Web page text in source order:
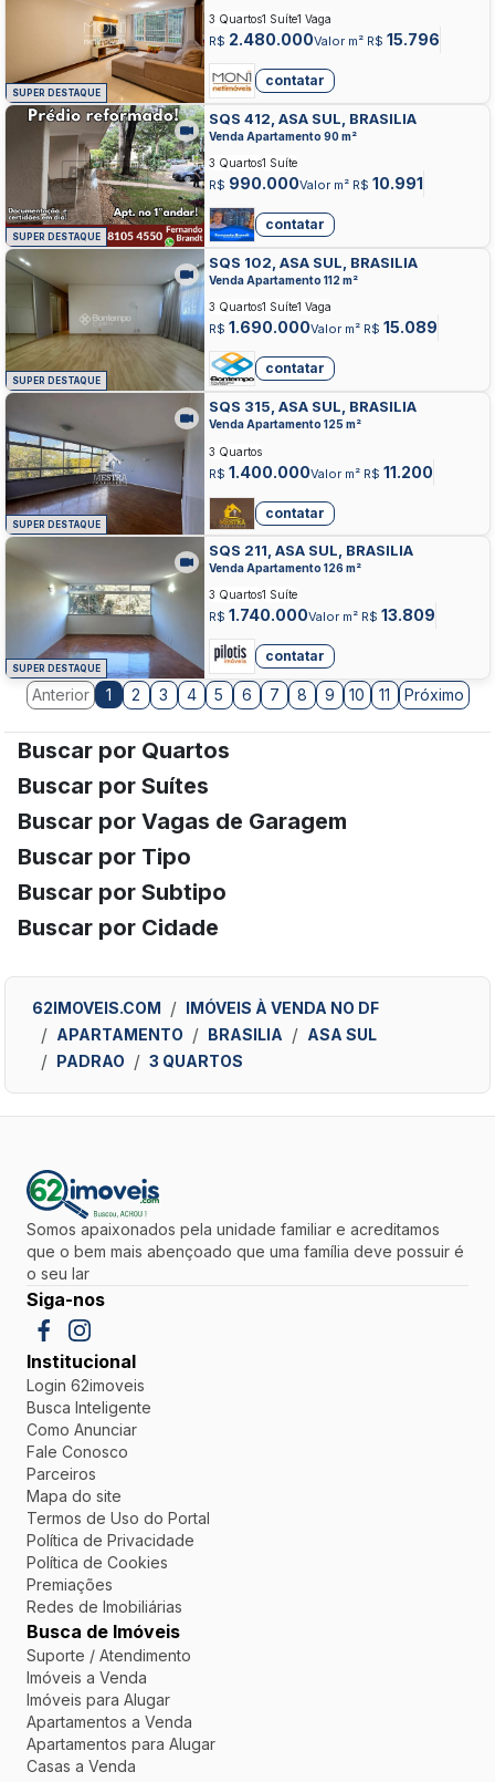
SUPER DESTAQUE
R$ 2.480.000Valor m² R$ 15.796
3 Quartos1 Suíte1 Vaga
contatar
SUPER DESTAQUE
SQS 412, ASA SUL, BRASILIA
Venda Apartamento 90 m²
R$ 990.000Valor m² R$ 10.991
3 Quartos1 Suíte
contatar
SUPER DESTAQUE
SQS 102, ASA SUL, BRASILIA
Venda Apartamento 112 m²
R$ 1.690.000Valor m² R$ 15.089
3 Quartos1 Suíte1 Vaga
contatar
SUPER DESTAQUE
SQS 315, ASA SUL, BRASILIA
Venda Apartamento 125 m²
R$ 1.400.000Valor m² R$ 11.200
3 Quartos
contatar
SUPER DESTAQUE
SQS 211, ASA SUL, BRASILIA
Venda Apartamento 126 m²
R$ 1.740.000Valor m² R$ 13.809
3 Quartos1 Suíte
contatar
Anterior 1 2 3 4 5 6 7 8 9 10 11 Próximo
Buscar por Quartos
Buscar por Suítes
Buscar por Vagas de Garagem
Buscar por Tipo
Buscar por Subtipo
Buscar por Cidade
62IMOVEIS.COM
IMÓVEIS À VENDA NO DF
APARTAMENTO
BRASILIA
ASA SUL
PADRAO
3 QUARTOS
Somos apaixonados pela unidade familiar e acreditamos
que o bem mais abençoado que uma família deve possuir é
o seu lar
Siga-nos
Institucional
Login 62imoveis
Busca Inteligente
Como Anunciar
Fale Conosco
Parceiros
Mapa do site
Termos de Uso do Portal
Política de Privacidade
Política de Cookies
Premiações
Redes de Imobiliárias
Busca de Imóveis
Suporte / Atendimento
Imóveis a Venda
Imóveis para Alugar
Apartamentos a Venda
Apartamentos para Alugar
Casas a Venda